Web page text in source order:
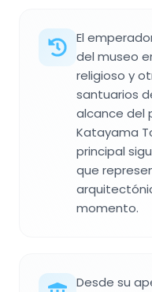
El
del museo
religioso y
santuarios
alcance del
Katayama
principal
que
momento.
Desde su